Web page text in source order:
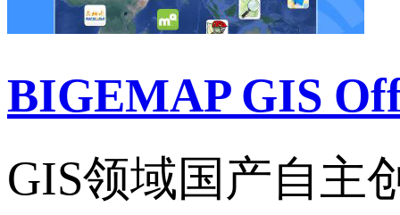
BIGEMAP GIS
GIS领域国产自主